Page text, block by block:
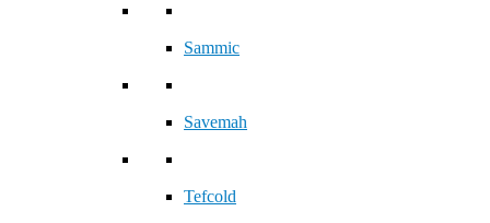
Sammic
Savemah
Tefcold